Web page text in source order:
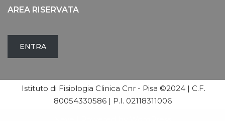
AREA RISERVATA
ENTRA
Istituto di Fisiologia Clinica Cnr - Pisa ©2024 | C.F.
80054330586 | P.I. 02118311006